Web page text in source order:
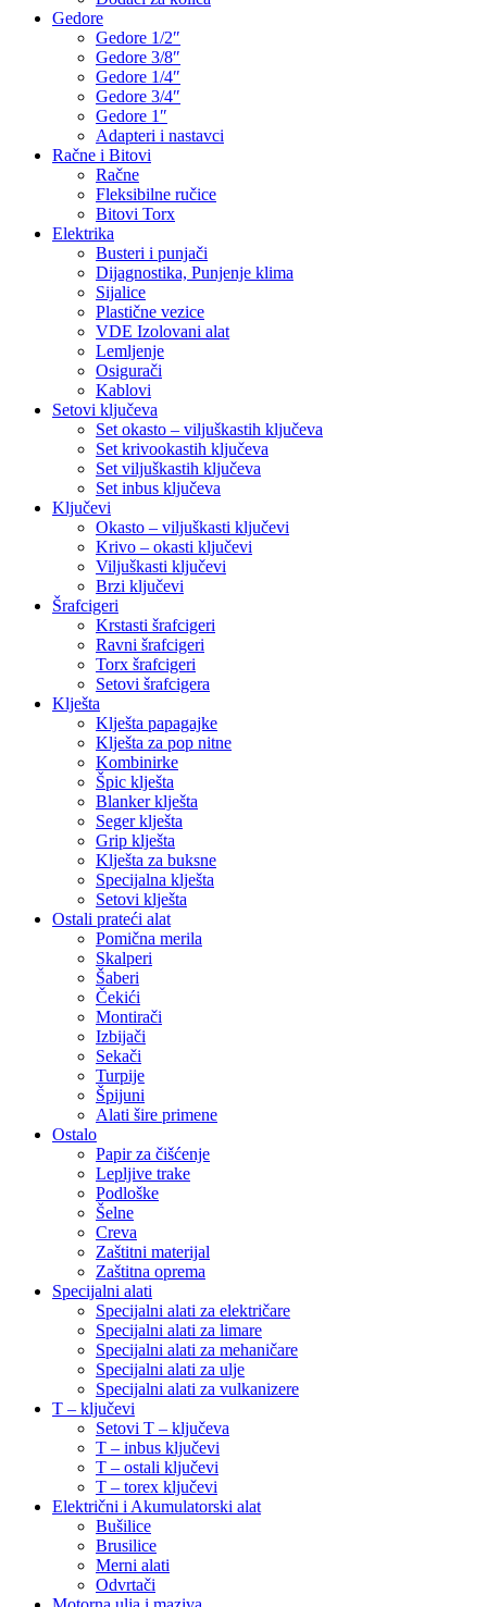
Gedore
Gedore 1/2″
Gedore 3/8″
Gedore 1/4″
Gedore 3/4″
Gedore 1″
Adapteri i nastavci
Račne i Bitovi
Račne
Fleksibilne ručice
Bitovi Torx
Elektrika
Busteri i punjači
Dijagnostika, Punjenje klima
Sijalice
Plastične vezice
VDE Izolovani alat
Lemljenje
Osigurači
Kablovi
Setovi ključeva
Set okasto – viljuškastih ključeva
Set krivookastih ključeva
Set viljuškastih ključeva
Set inbus ključeva
Ključevi
Okasto – viljuškasti ključevi
Krivo – okasti ključevi
Viljuškasti ključevi
Brzi ključevi
Šrafcigeri
Krstasti šrafcigeri
Ravni šrafcigeri
Torx šrafcigeri
Setovi šrafcigera
Klješta
Klješta papagajke
Klješta za pop nitne
Kombinirke
Špic klješta
Blanker klješta
Seger klješta
Grip klješta
Klješta za buksne
Specijalna klješta
Setovi klješta
Ostali prateći alat
Pomična merila
Skalperi
Šaberi
Čekići
Montirači
Izbijači
Sekači
Turpije
Špijuni
Alati šire primene
Ostalo
Papir za čišćenje
Lepljive trake
Podloške
Šelne
Creva
Zaštitni materijal
Zaštitna oprema
Specijalni alati
Specijalni alati za električare
Specijalni alati za limare
Specijalni alati za mehaničare
Specijalni alati za ulje
Specijalni alati za vulkanizere
T – ključevi
Setovi T – ključeva
T – inbus ključevi
T – ostali ključevi
T – torex ključevi
Električni i Akumulatorski alat
Bušilice
Brusilice
Merni alati
Odvrtači